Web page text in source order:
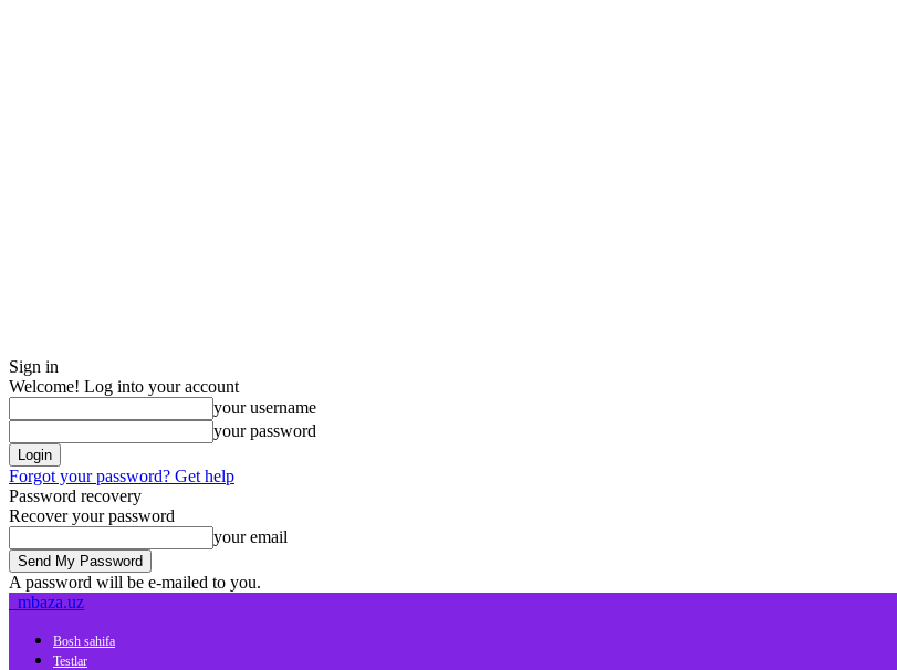
Sign in
Welcome! Log into your account
your username
your password
Forgot your password? Get help
Password recovery
Recover your password
your email
A password will be e-mailed to you.
mbaza.uz
Bosh sahifa
Testlar